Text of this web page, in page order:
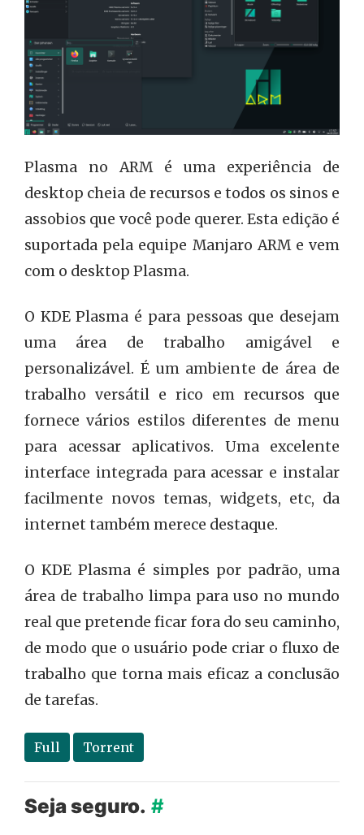
Plasma no ARM é uma experiência de
desktop cheia de recursos e todos os sinos e
assobios que você pode querer. Esta edição é
suportada pela equipe Manjaro ARM e vem
com o desktop Plasma.
O KDE Plasma é para pessoas que desejam
uma área de trabalho amigável e
personalizável. É um ambiente de área de
trabalho versátil e rico em recursos que
fornece vários estilos diferentes de menu
para acessar aplicativos. Uma excelente
interface integrada para acessar e instalar
facilmente novos temas, widgets, etc, da
internet também merece destaque.
O KDE Plasma é simples por padrão, uma
área de trabalho limpa para uso no mundo
real que pretende ficar fora do seu caminho,
de modo que o usuário pode criar o fluxo de
trabalho que torna mais eficaz a conclusão
de tarefas.
Full Torrent
Seja seguro. #